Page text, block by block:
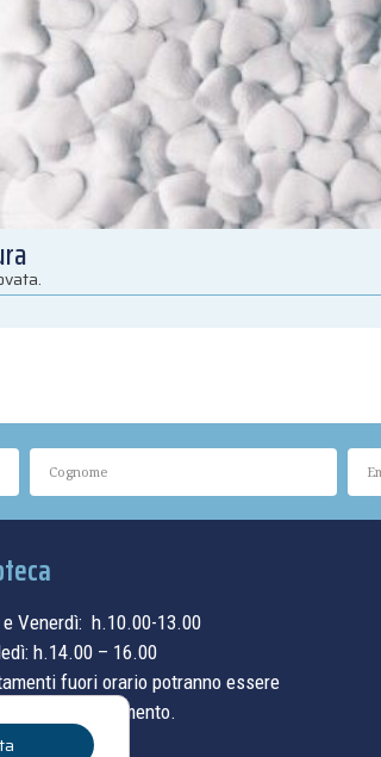
e Venerdì: h.10.00-13.00
h.14.00 – 16.00
fuori orario potranno essere
su appuntamento.